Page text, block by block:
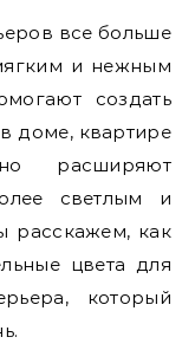
все больше
и нежным
создать
доме, квартире
расширяют
светлым и
расскажем, как
цвета для
который